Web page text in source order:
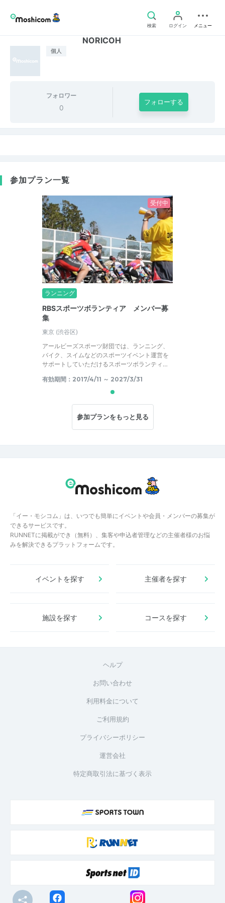
検索 ログイン メニュー
個人
NORICOH
フォロワー
0
フォローする
参加プラン一覧
受付中
ランニング
RBSスポーツボランティア メンバー募
集
東京 (渋谷区)
アールビーズスポーツ財団では、ランニング、
バイク、スイムなどのスポーツイベント運営を
サポートしていただけるスポーツボランティ…
有効期間：2017/4/11 ～ 2027/3/31
参加プランをもっと見る
「イー・モシコム」は、いつでも簡単にイベントや会員・メンバーの募集が
できるサービスです。
RUNNETに掲載ができ（無料）、集客や申込者管理などの主催者様のお悩
みを解決できるプラットフォームです。
イベントを探す 主催者を探す
施設を探す コースを探す
ヘルプ
お問い合わせ
利用料金について
ご利用規約
プライバシーポリシー
運営会社
特定商取引法に基づく表示